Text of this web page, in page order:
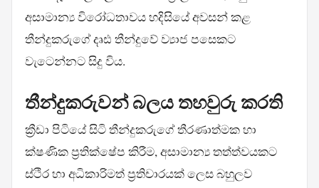
අසාමාන්‍ය විරෝධතාවය හදිසියේ අවසන් කළ
තීන්දුකරුගේ දෘඪ තීන්දුවේ ව්‍යාජ පසෙකට
වැටෙන්නට සිදු විය.
තීන්දුකරුවන් බලය තහවුරු කරති
ක්‍රීඩා පිටියේ සිටි තීන්දුකරුගේ තීරණාත්මක හා
ක්ෂණික ප්‍රතික්ෂේප කිරීම, අසාමාන්‍ය තත්ත්වයකට
ස්ථිර හා අධිකාරිමත් ප්‍රතිචාරයක් ලෙස බහුලව